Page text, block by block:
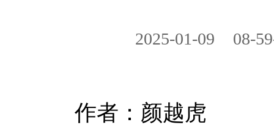
2025-01-09 08-
作者：颜越虎